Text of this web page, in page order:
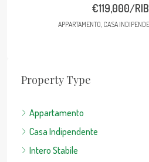
€119,000/
APPARTAMENTO, CASA
Property Type
Appartamento
Casa Indipendente
Intero Stabile